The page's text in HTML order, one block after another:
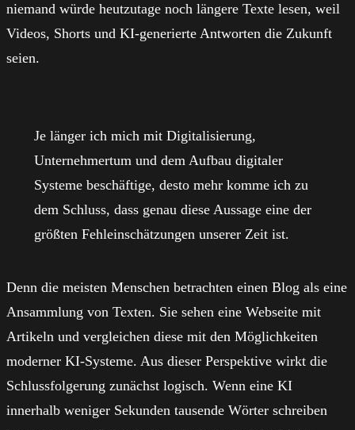
niemand würde heutzutage noch längere Texte lesen, weil
Videos, Shorts und KI-generierte Antworten die Zukunft
seien.
Je länger ich mich mit Digitalisierung,
Unternehmertum und dem Aufbau digitaler
Systeme beschäftige, desto mehr komme ich zu
dem Schluss, dass genau diese Aussage eine der
größten Fehleinschätzungen unserer Zeit ist.
Denn die meisten Menschen betrachten einen Blog als eine
Ansammlung von Texten. Sie sehen eine Webseite mit
Artikeln und vergleichen diese mit den Möglichkeiten
moderner KI-Systeme. Aus dieser Perspektive wirkt die
Schlussfolgerung zunächst logisch. Wenn eine KI
innerhalb weniger Sekunden tausende Wörter schreiben